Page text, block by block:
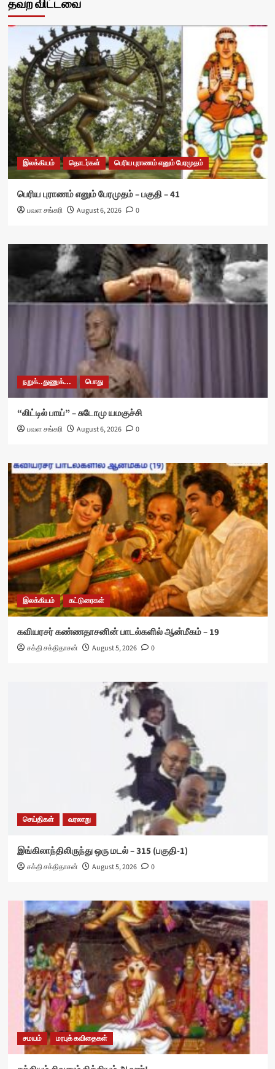
தவற விட்டவை
இலக்கியம் தொடர்கள் பெரிய புராணம் எனும் பேரமுதம்
பெரிய புராணம் எனும் பேரமுதம் – பகுதி – 41
பவள சங்கரி August 6, 2026 0
நறுக்..துணுக்... பொது
“லிட்டில் பாய்” – சுடோமு யமகுச்சி
பவள சங்கரி August 6, 2026 0
இலக்கியம் கட்டுரைகள்
கவியரசர் கண்ணதாசனின் பாடல்களில் ஆன்மீகம் – 19
சக்தி சக்திதாசன் August 5, 2026 0
செய்திகள் வரலாறு
இங்கிலாந்திலிருந்து ஒரு மடல் – 315 (பகுதி-1)
சக்தி சக்திதாசன் August 5, 2026 0
சமயம் மரபுக் கவிதைகள்